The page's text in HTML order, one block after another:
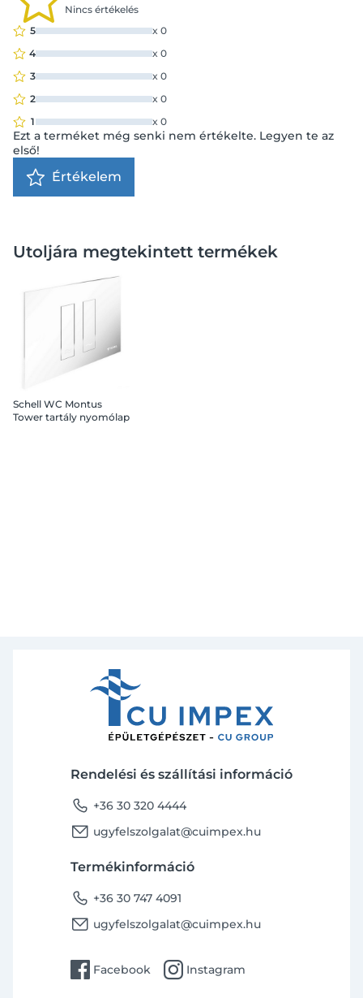
Nincs értékelés
5
x 0
4
x 0
3
x 0
2
x 0
1
x 0
Ezt a terméket még senki nem értékelte. Legyen te az
első!
Értékelem
Utoljára megtekintett termékek
Schell WC Montus
Tower tartály nyomólap
Rendelési és szállítási információ
phone +36 30 320 4444
email ugyfelszolgalat@cuimpex.hu
Termékinformáció
phone +36 30 747 4091
email ugyfelszolgalat@cuimpex.hu
facebook Facebook instagram Instagram